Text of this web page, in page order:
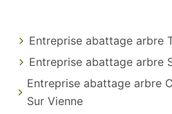
Entreprise abattage arbre
Entreprise abattage arbre
Entreprise abattage arbre
Sur Vienne